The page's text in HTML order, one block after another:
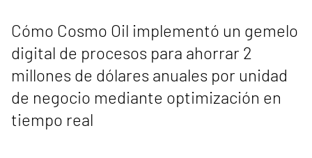
Cómo Cosmo Oil implementó un gemelo
digital de procesos para ahorrar 2
millones de dólares anuales por unidad
de negocio mediante optimización en
tiempo real